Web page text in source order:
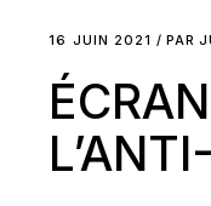
16 JUIN 2021 PAR